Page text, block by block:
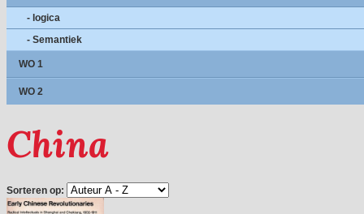
- logica
- Semantiek
WO 1
WO 2
China
Sorteren op: